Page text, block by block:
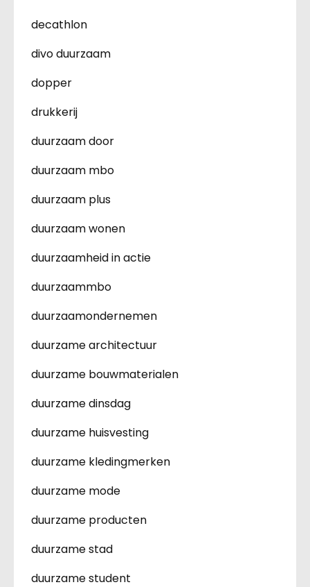
decathlon
divo duurzaam
dopper
drukkerij
duurzaam door
duurzaam mbo
duurzaam plus
duurzaam wonen
duurzaamheid in actie
duurzaammbo
duurzaamondernemen
duurzame architectuur
duurzame bouwmaterialen
duurzame dinsdag
duurzame huisvesting
duurzame kledingmerken
duurzame mode
duurzame producten
duurzame stad
duurzame student